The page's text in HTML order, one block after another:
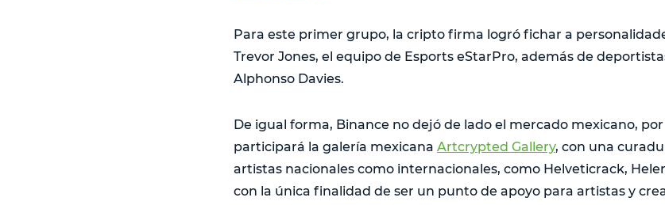
Para este primer grupo, la cripto firma logró fichar a
Trevor Jones, el equipo de Esports eStarPro, además de
Alphonso Davies.
De igual forma, Binance no dejó de lado el mercado mexicano,
participará la galería mexicana Artcrypted Gallery, con una
artistas nacionales como internacionales, como Helveticrack,
con la única finalidad de ser un punto de apoyo para artistas y